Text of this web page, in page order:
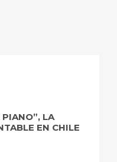
LA
EN CHILE